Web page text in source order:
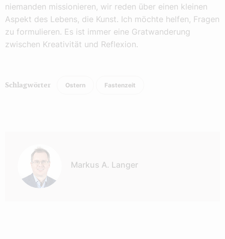
niemanden missionieren, wir reden über einen kleinen
Aspekt des Lebens, die Kunst. Ich möchte helfen, Fragen
zu formulieren. Es ist immer eine Gratwanderung
zwischen Kreativität und Reflexion.
Schlagwörter Ostern Fastenzeit
Markus A. Langer